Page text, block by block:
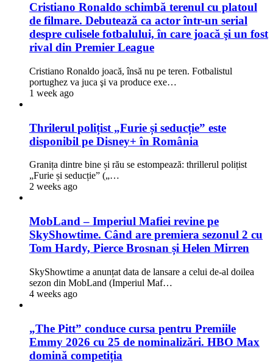
Cristiano Ronaldo schimbă terenul cu platoul
de filmare. Debutează ca actor într-un serial
despre culisele fotbalului, în care joacă şi un fost
rival din Premier League
Cristiano Ronaldo joacă, însă nu pe teren. Fotbalistul
portughez va juca şi va produce exe…
1 week ago
Thrilerul polițist „Furie și seducție” este
disponibil pe Disney+ în România
Granița dintre bine și rău se estompează: thrillerul polițist
„Furie și seducție” („…
2 weeks ago
MobLand – Imperiul Mafiei revine pe
SkyShowtime. Când are premiera sezonul 2 cu
Tom Hardy, Pierce Brosnan și Helen Mirren
SkyShowtime a anunțat data de lansare a celui de-al doilea
sezon din MobLand (Imperiul Maf…
4 weeks ago
„The Pitt” conduce cursa pentru Premiile
Emmy 2026 cu 25 de nominalizări. HBO Max
domină competiția